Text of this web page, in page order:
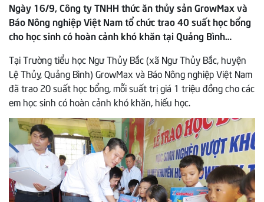
Ngày 16/9, Công ty TNHH thức ăn thủy sản GrowMax và
Báo Nông nghiệp Việt Nam tổ chức trao 40 suất học bổng
cho học sinh có hoàn cảnh khó khăn tại Quảng Bình…
Tại Trường tiểu học Ngư Thủy Bắc (xã Ngư Thủy Bắc, huyện
Lệ Thủy, Quảng Bình) GrowMax và Báo Nông nghiệp Việt Nam
đã trao 20 suất học bổng, mỗi suất trị giá 1 triệu đồng cho các
em học sinh có hoàn cảnh khó khăn, hiếu học.